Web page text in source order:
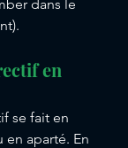
dans le
en
se fait en
en aparté. En